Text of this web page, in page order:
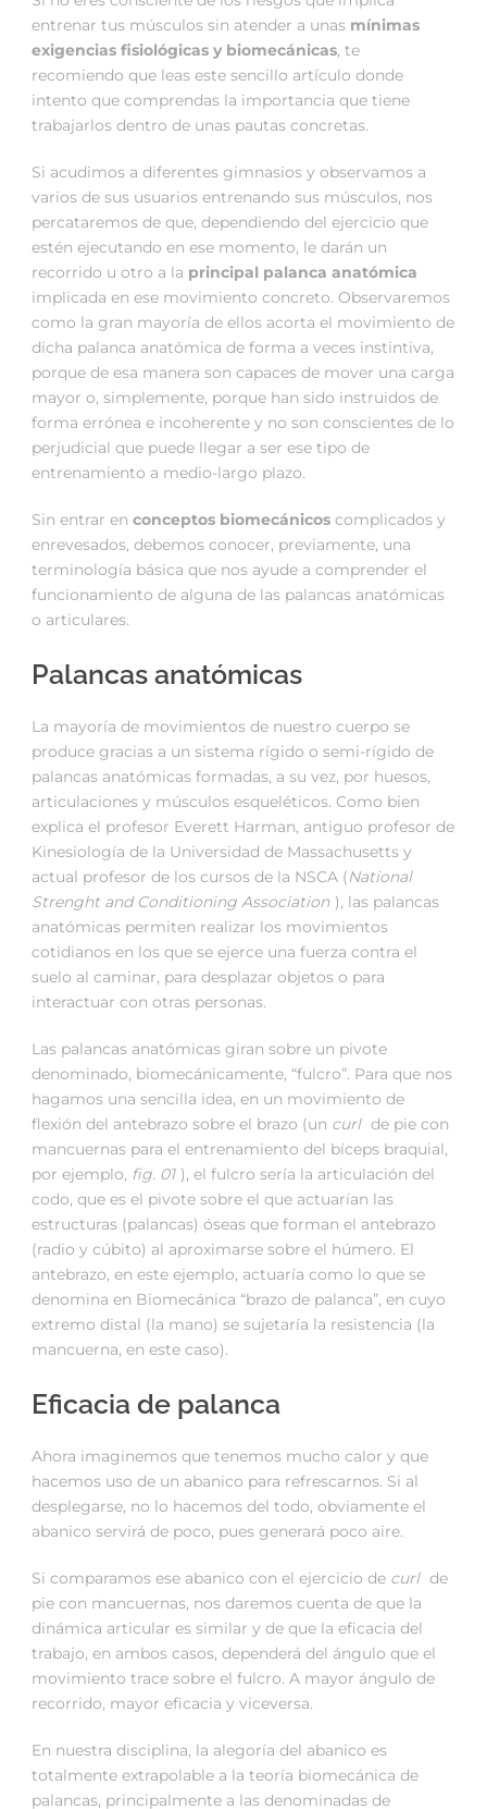
entrenar tus músculos sin atender a unas mínimas
exigencias fisiológicas y biomecánicas, te
recomiendo que leas este sencillo artículo donde
intento que comprendas la importancia que tiene
trabajarlos dentro de unas pautas concretas.
Si acudimos a diferentes gimnasios y observamos a
varios de sus usuarios entrenando sus músculos, nos
percataremos de que, dependiendo del ejercicio que
estén ejecutando en ese momento, le darán un
recorrido u otro a la principal palanca anatómica
implicada en ese movimiento concreto. Observaremos
como la gran mayoría de ellos acorta el movimiento de
dicha palanca anatómica de forma a veces instintiva,
porque de esa manera son capaces de mover una carga
mayor o, simplemente, porque han sido instruidos de
forma errónea e incoherente y no son conscientes de lo
perjudicial que puede llegar a ser ese tipo de
entrenamiento a medio-largo plazo.
Sin entrar en conceptos biomecánicos complicados y
enrevesados, debemos conocer, previamente, una
terminología básica que nos ayude a comprender el
funcionamiento de alguna de las palancas anatómicas
o articulares.
Palancas anatómicas
La mayoría de movimientos de nuestro cuerpo se
produce gracias a un sistema rígido o semi-rígido de
palancas anatómicas formadas, a su vez, por huesos,
articulaciones y músculos esqueléticos. Como bien
explica el profesor Everett Harman, antiguo profesor de
Kinesiología de la Universidad de Massachusetts y
actual profesor de los cursos de la NSCA (National
Strenght and Conditioning Association ), las palancas
anatómicas permiten realizar los movimientos
cotidianos en los que se ejerce una fuerza contra el
suelo al caminar, para desplazar objetos o para
interactuar con otras personas.
Las palancas anatómicas giran sobre un pivote
denominado, biomecánicamente, “fulcro”. Para que nos
hagamos una sencilla idea, en un movimiento de
flexión del antebrazo sobre el brazo (un curl de pie con
mancuernas para el entrenamiento del bíceps braquial,
por ejemplo, fig. 01 ), el fulcro sería la articulación del
codo, que es el pivote sobre el que actuarían las
estructuras (palancas) óseas que forman el antebrazo
(radio y cúbito) al aproximarse sobre el húmero. El
antebrazo, en este ejemplo, actuaría como lo que se
denomina en Biomecánica “brazo de palanca”, en cuyo
extremo distal (la mano) se sujetaría la resistencia (la
mancuerna, en este caso).
Eficacia de palanca
Ahora imaginemos que tenemos mucho calor y que
hacemos uso de un abanico para refrescarnos. Si al
desplegarse, no lo hacemos del todo, obviamente el
abanico servirá de poco, pues generará poco aire.
Si comparamos ese abanico con el ejercicio de curl de
pie con mancuernas, nos daremos cuenta de que la
dinámica articular es similar y de que la eficacia del
trabajo, en ambos casos, dependerá del ángulo que el
movimiento trace sobre el fulcro. A mayor ángulo de
recorrido, mayor eficacia y viceversa.
En nuestra disciplina, la alegoría del abanico es
totalmente extrapolable a la teoría biomecánica de
palancas, principalmente a las denominadas de